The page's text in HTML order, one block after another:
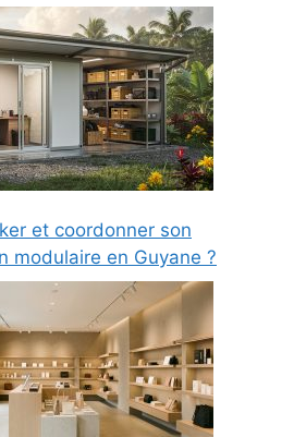
et coordonner son
modulaire en Guyane ?